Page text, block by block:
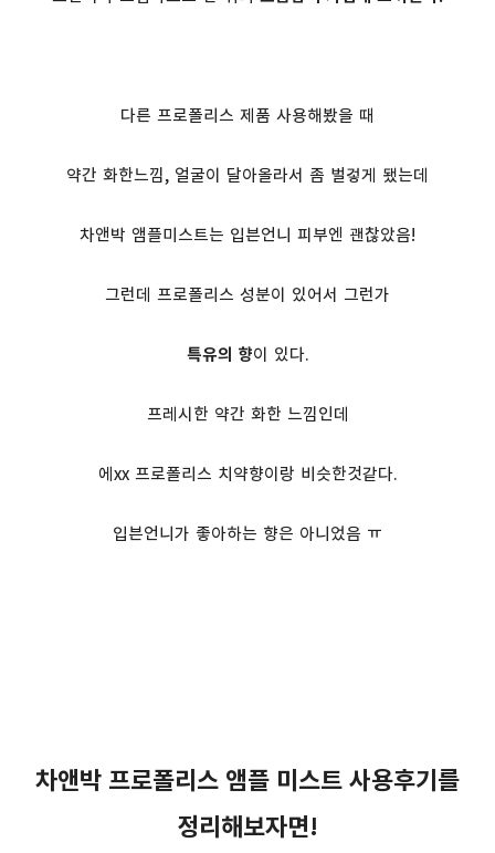
다른 프로폴리스 제품 사용해봤을 때
약간 화한느낌, 얼굴이 달아올라서 좀 벌겋게 됐는데
차앤박 앰플미스트는 입븐언니 피부엔 괜찮았음!
그런데 프로폴리스 성분이 있어서 그런가
특유의 향이 있다.
프레시한 약간 화한 느낌인데
에xx 프로폴리스 치약향이랑 비슷한것같다.
입븐언니가 좋아하는 향은 아니었음 ㅠ
차앤박 프로폴리스 앰플 미스트 사용후기를
정리해보자면!